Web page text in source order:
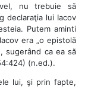
nu trebuie să
declaraţia lui Iacov
Putem aminti
era „o epistolă
sugerând ca ea să
(n.ed.).
lui, şi prin fapte,